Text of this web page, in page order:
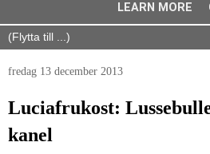
fredag 13 december 2013
Luciafrukost:
kanel
LEARN MORE